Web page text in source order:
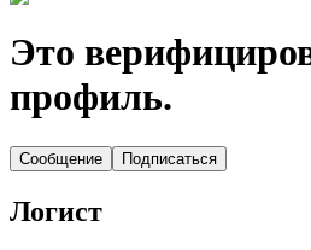
Это
профиль.
Сообщение Подписаться
Логист